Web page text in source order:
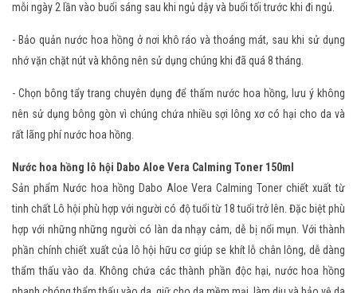
mỗi ngày 2 lần vào buổi sáng sau khi ngủ dậy và buổi tối trước khi đi ngủ.
- Bảo quản nước hoa hồng ở nơi khô ráo và thoáng mát, sau khi sử dụng
nhớ vặn chặt nút và không nên sử dụng chúng khi đã quá 8 tháng.
- Chọn bông tẩy trang chuyên dụng để thấm nước hoa hồng, lưu ý không
nên sử dụng bông gòn vì chúng chứa nhiều sợi lông xơ có hại cho da và
rất lãng phí nước hoa hồng.
Nước hoa hồng lô hội Dabo Aloe Vera Calming Toner 150ml
Sản phẩm Nước hoa hồng Dabo Aloe Vera Calming Toner chiết xuất từ
tinh chất Lô hội phù hợp với người có độ tuổi từ 18 tuổi trở lên. Đặc biệt phù
hợp với những những người có làn da nhạy cảm, dễ bị nổi mụn. Với thành
phần chính chiết xuất của lô hội hữu cơ giúp se khít lỗ chân lông, dễ dàng
thẩm thấu vào da. Không chứa các thành phần độc hại, nước hoa hồng